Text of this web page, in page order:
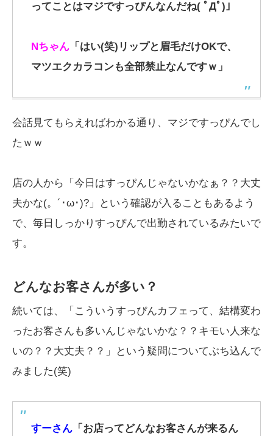
ってことはマジですっぴんなんだね( ﾟДﾟ)」
Nちゃん 「はい(笑)リップと眉毛だけOKで、
マツエクカラコンも全部禁止なんですｗ」
会話見てもらえればわかる通り、マジですっぴんでし
たｗｗ
店の人から「今日はすっぴんじゃないかなぁ？？大丈
夫かな(。´･ω･)?」という確認が入ることもあるよう
で、毎日しっかりすっぴんで出勤されているみたいで
す。
どんなお客さんが多い？
続いては、「こういうすっぴんカフェって、結構変わ
ったお客さんも多いんじゃないかな？？キモい人来な
いの？？大丈夫？？」という疑問についてぶち込んで
みました(笑)
すーさん 「お店ってどんなお客さんが来るん